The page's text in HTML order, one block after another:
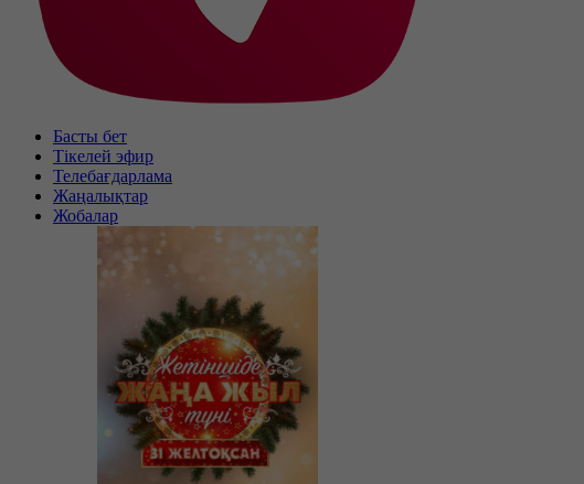
Басты бет
Тікелей эфир
Телебағдарлама
Жаңалықтар
Жобалар